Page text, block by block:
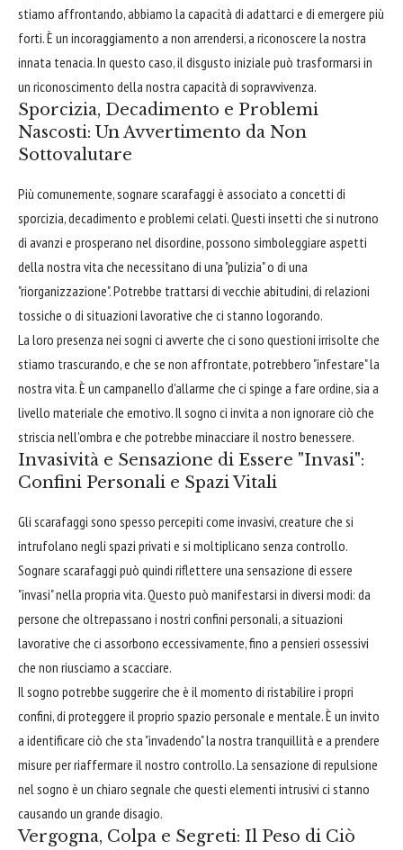
stiamo affrontando, abbiamo la capacità di adattarci e di emergere più
forti. È un incoraggiamento a non arrendersi, a riconoscere la nostra
innata tenacia. In questo caso, il disgusto iniziale può trasformarsi in
un riconoscimento della nostra capacità di sopravvivenza.
Sporcizia, Decadimento e Problemi
Nascosti: Un Avvertimento da Non
Sottovalutare
Più comunemente, sognare scarafaggi è associato a concetti di
sporcizia, decadimento e problemi celati. Questi insetti che si nutrono
di avanzi e prosperano nel disordine, possono simboleggiare aspetti
della nostra vita che necessitano di una "pulizia" o di una
"riorganizzazione". Potrebbe trattarsi di vecchie abitudini, di relazioni
tossiche o di situazioni lavorative che ci stanno logorando.
La loro presenza nei sogni ci avverte che ci sono questioni irrisolte che
stiamo trascurando, e che se non affrontate, potrebbero "infestare" la
nostra vita. È un campanello d'allarme che ci spinge a fare ordine, sia a
livello materiale che emotivo. Il sogno ci invita a non ignorare ciò che
striscia nell'ombra e che potrebbe minacciare il nostro benessere.
Invasività e Sensazione di Essere "Invasi":
Confini Personali e Spazi Vitali
Gli scarafaggi sono spesso percepiti come invasivi, creature che si
intrufolano negli spazi privati e si moltiplicano senza controllo.
Sognare scarafaggi può quindi riflettere una sensazione di essere
"invasi" nella propria vita. Questo può manifestarsi in diversi modi: da
persone che oltrepassano i nostri confini personali, a situazioni
lavorative che ci assorbono eccessivamente, fino a pensieri ossessivi
che non riusciamo a scacciare.
Il sogno potrebbe suggerire che è il momento di ristabilire i propri
confini, di proteggere il proprio spazio personale e mentale. È un invito
a identificare ciò che sta "invadendo" la nostra tranquillità e a prendere
misure per riaffermare il nostro controllo. La sensazione di repulsione
nel sogno è un chiaro segnale che questi elementi intrusivi ci stanno
causando un grande disagio.
Vergogna, Colpa e Segreti: Il Peso di Ciò